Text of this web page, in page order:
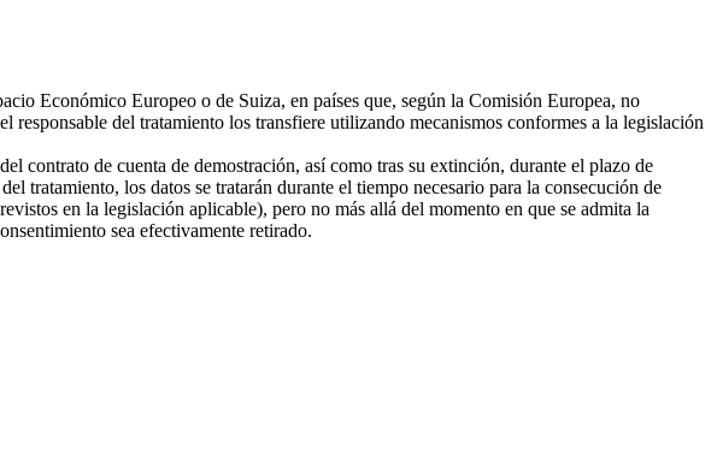
Económico Europeo o de Suiza, en países que, según la Comisión Europea, no
del tratamiento los transfiere utilizando mecanismos conformes a la legislación
contrato de cuenta de demostración, así como tras su extinción, durante el plazo de
tratamiento, los datos se tratarán durante el tiempo necesario para la consecución de
en la legislación aplicable), pero no más allá del momento en que se admita la
sea efectivamente retirado.